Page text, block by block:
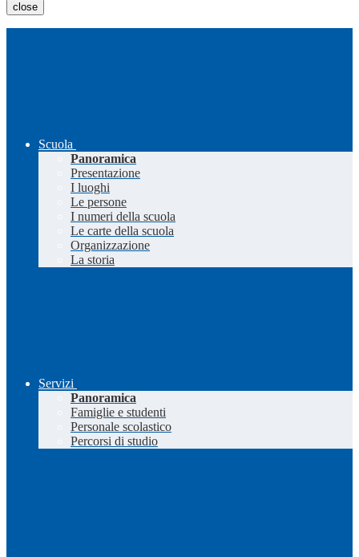
close
Scuola
Panoramica
Presentazione
I luoghi
Le persone
I numeri della scuola
Le carte della scuola
Organizzazione
La storia
Servizi
Panoramica
Famiglie e studenti
Personale scolastico
Percorsi di studio